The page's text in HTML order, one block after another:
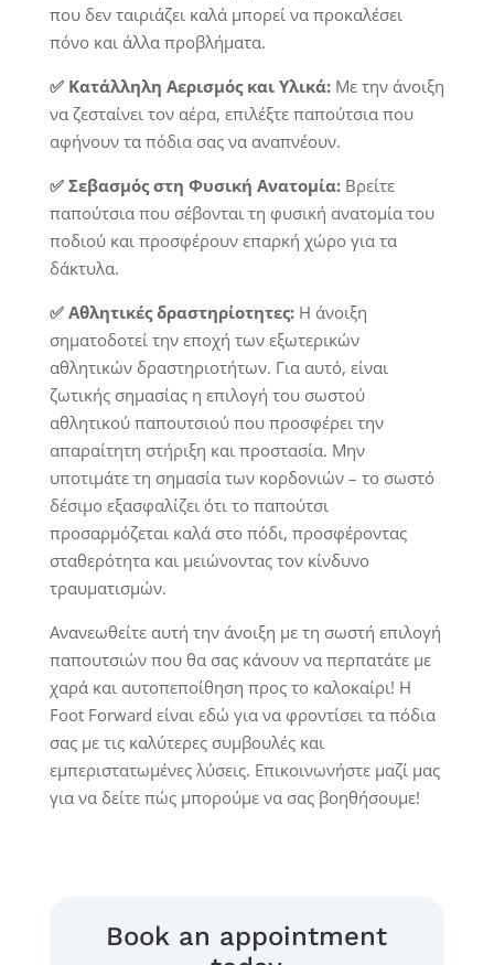
που δεν ταιριάζει καλά μπορεί να προκαλέσει
πόνο και άλλα προβλήματα.
✅ Κατάλληλη Αερισμός και Υλικά:Με την άνοιξη
να ζεσταίνει τον αέρα, επιλέξτε παπούτσια που
αφήνουν τα πόδια σας να αναπνέουν.
✅ Σεβασμός στη Φυσική Ανατομία:Βρείτε
παπούτσια που σέβονται τη φυσική ανατομία του
ποδιού και προσφέρουν επαρκή χώρο για τα
δάκτυλα.
✅ Αθλητικές δραστηρίοτητες:Η άνοιξη
σηματοδοτεί την εποχή των εξωτερικών
αθλητικών δραστηριοτήτων. Για αυτό, είναι
ζωτικής σημασίας η επιλογή του σωστού
αθλητικού παπουτσιού που προσφέρει την
απαραίτητη στήριξη και προστασία. Μην
υποτιμάτε τη σημασία των κορδονιών – το σωστό
δέσιμο εξασφαλίζει ότι το παπούτσι
προσαρμόζεται καλά στο πόδι, προσφέροντας
σταθερότητα και μειώνοντας τον κίνδυνο
τραυματισμών.
Ανανεωθείτε αυτή την άνοιξη με τη σωστή επιλογή
παπουτσιών που θα σας κάνουν να περπατάτε με
χαρά και αυτοπεποίθηση προς το καλοκαίρι! Η
Foot Forward είναι εδώ για να φροντίσει τα πόδια
σας με τις καλύτερες συμβουλές και
εμπεριστατωμένες λύσεις. Επικοινωνήστε μαζί μας
για να δείτε πώς μπορούμε να σας βοηθήσουμε!
Book an appointment